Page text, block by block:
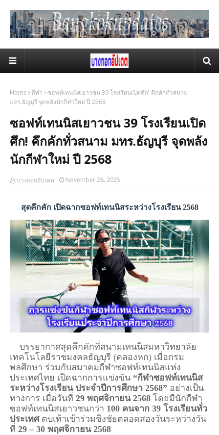
Home กีฬา
ซอฟท์เทนนิสเยาวชน 39 โรงเรียนเปิดศึก! คึกคักทั่วสนาม
มทร.ธัญบุรี จุดพลังนักกีฬาใหม่ ปี 2568
ซอฟท์เทนนิสเยาวชน 39 โรงเรียนเปิด
ศึก! คึกคักทั่วสนาม มทร.ธัญบุรี จุดพลัง
นักกีฬาใหม่ ปี 2568
บางกอกอัปเดต November 28, 2025
สุดคึกคัก เปิดฉากซอฟท์เทนนิสระหว่างโรงเรียน 2568
บรรยากาศสุดคึกคักที่สนามเทนนิสมหาวิทยาลัย
เทคโนโลยีราชมงคลธัญบุรี (คลองหก) เมื่อกรม
พลศึกษา ร่วมกับสมาคมกีฬาซอฟท์เทนนิสแห่ง
ประเทศไทย เปิดฉากการแข่งขัน “กีฬาซอฟท์เทนนิส
ระหว่างโรงเรียน ประจำปีการศึกษา 2568” อย่างเป็น
ทางการ เมื่อวันที่ 29 พฤศจิกายน 2568 โดยมีนักกีฬา
ซอฟท์เทนนิสเยาวชนกว่า 100 คนจาก 39 โรงเรียนทั่ว
ประเทศตบเท้าเข้าร่วมชิงชัยตลอดสองวันระหว่างวัน
ที่ 29 – 30 พฤศจิกายน 2568